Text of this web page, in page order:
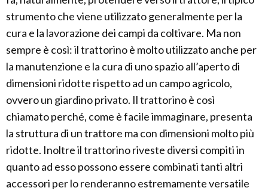
strumento che viene utilizzato generalmente per la
cura e la lavorazione dei campi da coltivare. Ma non
sempre è così: il trattorino è molto utilizzato anche per
la manutenzione e la cura di uno spazio all’aperto di
dimensioni ridotte rispetto ad un campo agricolo,
ovvero un giardino privato. Il trattorino è così
chiamato perché, come è facile immaginare, presenta
la struttura di un trattore ma con dimensioni molto più
ridotte. Inoltre il trattorino riveste diversi compiti in
quanto ad esso possono essere combinati tanti altri
accessori per lo renderanno estremamente versatile